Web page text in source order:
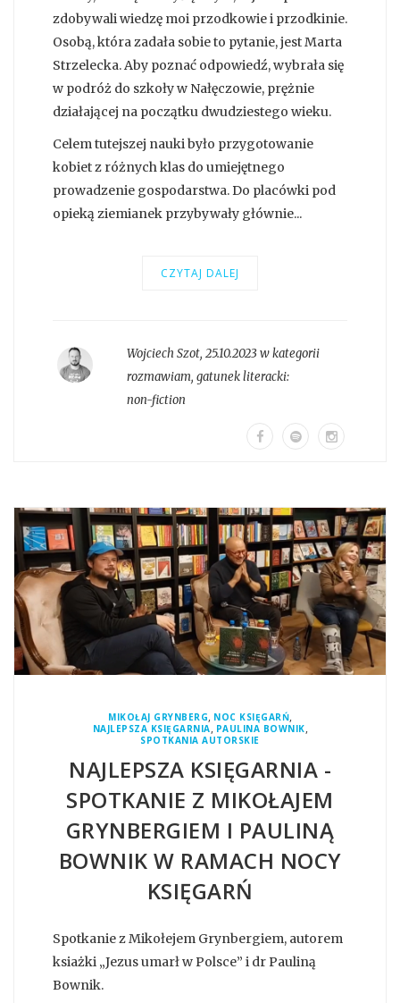
zdobywali wiedzę moi przodkowie i przodkinie.
Osobą, która zadała sobie to pytanie, jest Marta
Strzelecka. Aby poznać odpowiedź, wybrała się
w podróż do szkoły w Nałęczowie, prężnie
działającej na początku dwudziestego wieku.
Celem tutejszej nauki było przygotowanie
kobiet z różnych klas do umiejętnego
prowadzenie gospodarstwa. Do placówki pod
opieką ziemianek przybywały głównie...
CZYTAJ DALEJ
Wojciech Szot, 25.10.2023 w kategorii
rozmawiam, gatunek literacki:
non-fiction
MIKOŁAJ GRYNBERG, NOC KSIĘGARŃ,
NAJLEPSZA KSIĘGARNIA, PAULINA BOWNIK,
SPOTKANIA AUTORSKIE
NAJLEPSZA KSIĘGARNIA -
SPOTKANIE Z MIKOŁAJEM
GRYNBERGIEM I PAULINĄ
BOWNIK W RAMACH NOCY
KSIĘGARŃ
Spotkanie z Mikołejem Grynbergiem, autorem
ksiażki „Jezus umarł w Polsce” i dr Pauliną
Bownik.